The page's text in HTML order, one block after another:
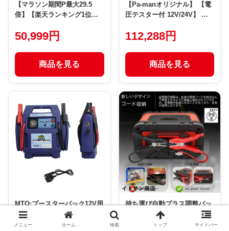
【マラソン期間P最大29.5
倍】【楽天ランキング1位】
ー エンジンスターター
ンF1 AS-1224JS-S
50,999円
商品を見る
【Pa-manオリジナル】 【電
圧テスター付 12V/24V】 パ
スターター 逆接保護防止器
ル車 バッテリー上がり
112,288円
商品を見る
MTO:ブースターパック12V用
ES5700 12V用ジャンプスタ
ーター エンジンスターター
持ち運び自動プラス調整バッ
テリー12V-24Vジャンプスタ
ーターポータブル バイク/乗
メニュー ホーム 検索 トップ サイドバー